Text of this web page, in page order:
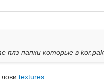
плз папки которые в
ловиtextures